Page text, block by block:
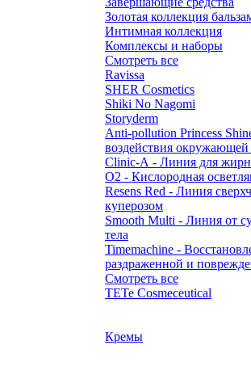
Золотая коллекция
Интимная коллекция
Комплексы и наборы
Смотреть все
Ravissa
SHER Cosmetics
Shiki No Nagomi
Storyderm
Anti-pollution Princess
воздействия
Clinic-A - Линия для
O2 - Кислородная
Resens Red - Линия
куперозом
Smooth Multi - Линия от
тела
Timemachine -
раздраженной и
Смотреть все
TETe Cosmeceutical
Кремы